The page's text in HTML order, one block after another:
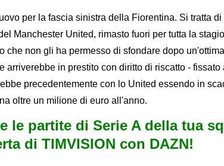
per la fascia sinistra della Fiorentina. Si tratta di
Manchester United, rimasto fuori per tutta la
che non gli ha permesso di sfondare dopo
arriverebbe in prestito con diritto di riscatto -
precedentemente con lo United essendo in
oltre un milione di euro all'anno.
le partite di Serie A della tua
di TIMVISION con DAZN!